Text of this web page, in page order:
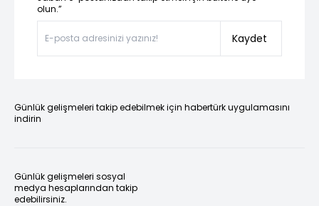
olun.”
Kaydet
Günlük gelişmeleri takip edebilmek için habertürk uygulamasını
indirin
Günlük gelişmeleri sosyal
medya hesaplarından takip
edebilirsiniz.